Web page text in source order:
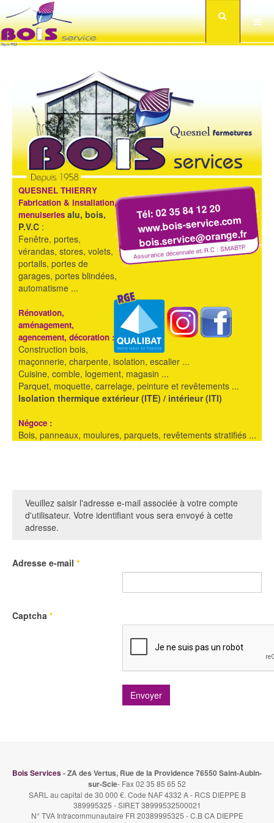
Tél: 02 35 84 12 20
www.bois-service.com
bois.service@orange.fr
QUESNEL THIERRY
Fabrication & installation,
menuiseries alu, bois,
P.V.C :
Fenêtre, portes,
vérandas, stores, volets,
portails, portes de
garages, portes blindées,
automatisme ...
Rénovation,
aménagement,
agencement, décoration :
Construction bois,
maçonnerie, charpente, isolation, escalier ...
Cuisine, comble, logement, magasin ...
Parquet, moquette, carrelage, peinture et revêtements ...
Isolation thermique extérieur (ITE) / intérieur (ITI)
Négoce :
Bois, panneaux, moulures, parquets, revêtements stratifiés ...
Veuillez saisir l'adresse e-mail associée à votre compte
d'utilisateur. Votre identifiant vous sera envoyé à cette
adresse.
Adresse e-mail *
Captcha *
Envoyer
Bois Services- ZA des Vertus, Rue de la Providence 76550 Saint-Aubin-
sur-Scie- Fax 02 35 85 65 52
SARL au capital de 30 000 €. Code NAF 4332 A - RCS DIEPPE B
389995325 - SIRET 38999532500021
N° TVA Intracommunautaire FR 20389995325 - C.B CA DIEPPE